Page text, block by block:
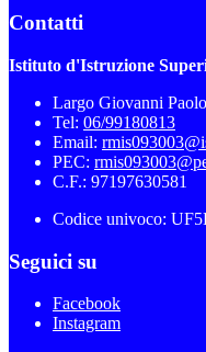
Contatti
Istituto d'Istruzione
Largo Giovanni
Tel: 06/99180813
Email:
PEC:
C.F.: 97197630581
Codice univoco:
Seguici su
Facebook
Instagram